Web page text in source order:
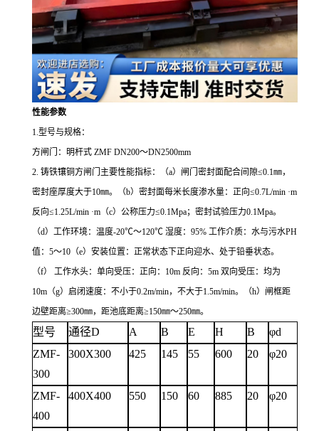
性能参数
1.型号与规格：
方闸门：明杆式 ZMF DN200～DN2500mm
2. 铸铁镶铜方闸门主要性能指标：（a）闸门密封面配合间隙≤0.1㎜，
密封座厚度大于10㎜。（b）密封面每米长度渗水量：正向≤0.7L/min ·m
反向≤1.25L/min ·m（c）公称压力≤0.1Mpa；密封试验压力0.1Mpa。
（d）工作环境：温度-20℃～120℃ 湿度：95% 工作介质：水与污水PH
值：5～10（e）安装位置：正常状态下正向迎水、处于铅垂状态。
（f） 工作水头：单向受压：正向：10m 反向：5m 双向受压：均为
10m（g）启闭速度：不小于0.2m/min，不大于1.5m/min。（h）闸框距
边壁距离≥300㎜，距池底距离≥150㎜～250㎜。
型号 通径D A B E H B φd
ZMF-
300
300X300 425 145 55 600 20 φ20
ZMF-
400
400X400 550 150 60 885 20 φ20